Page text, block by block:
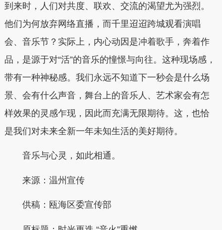
到来时，人们对共度、联欢、交流的渴望尤为强烈。
他们为何放弃网络直播，而千里迢迢跨城观看演唱
会、音乐节？实际上，内心动因是冲着歌手，奔着作
品，是源于对“活”的音乐的憧憬与向往。这种现场感，
带有一种神秘感。我们永远不知道下一秒会是什么场
景、会有什么声音，舞台上的音乐人、艺术家会有怎
样效果的灵感乍现，因此而充满无限期待。这，也恰
是我们对未来全新一年未知生活的美好期待。
音乐与心灵，如此相通。
来源：温州宣传
供稿：瓯海区委宣传部